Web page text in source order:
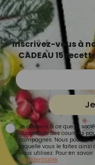
Inscrivez-vous à
CADEAU 15
Je consens à ce que la
d'ouverture des courriels
campagnes. Nous
laquelle vous le faites
vous utilisez. Pour en
confidentialité.